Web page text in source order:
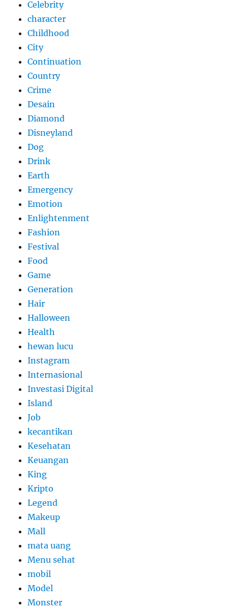
Celebrity
character
Childhood
City
Continuation
Country
Crime
Desain
Diamond
Disneyland
Dog
Drink
Earth
Emergency
Emotion
Enlightenment
Fashion
Festival
Food
Game
Generation
Hair
Halloween
Health
hewan lucu
Instagram
Internasional
Investasi Digital
Island
Job
kecantikan
Kesehatan
Keuangan
King
Kripto
Legend
Makeup
Mall
mata uang
Menu sehat
mobil
Model
Monster